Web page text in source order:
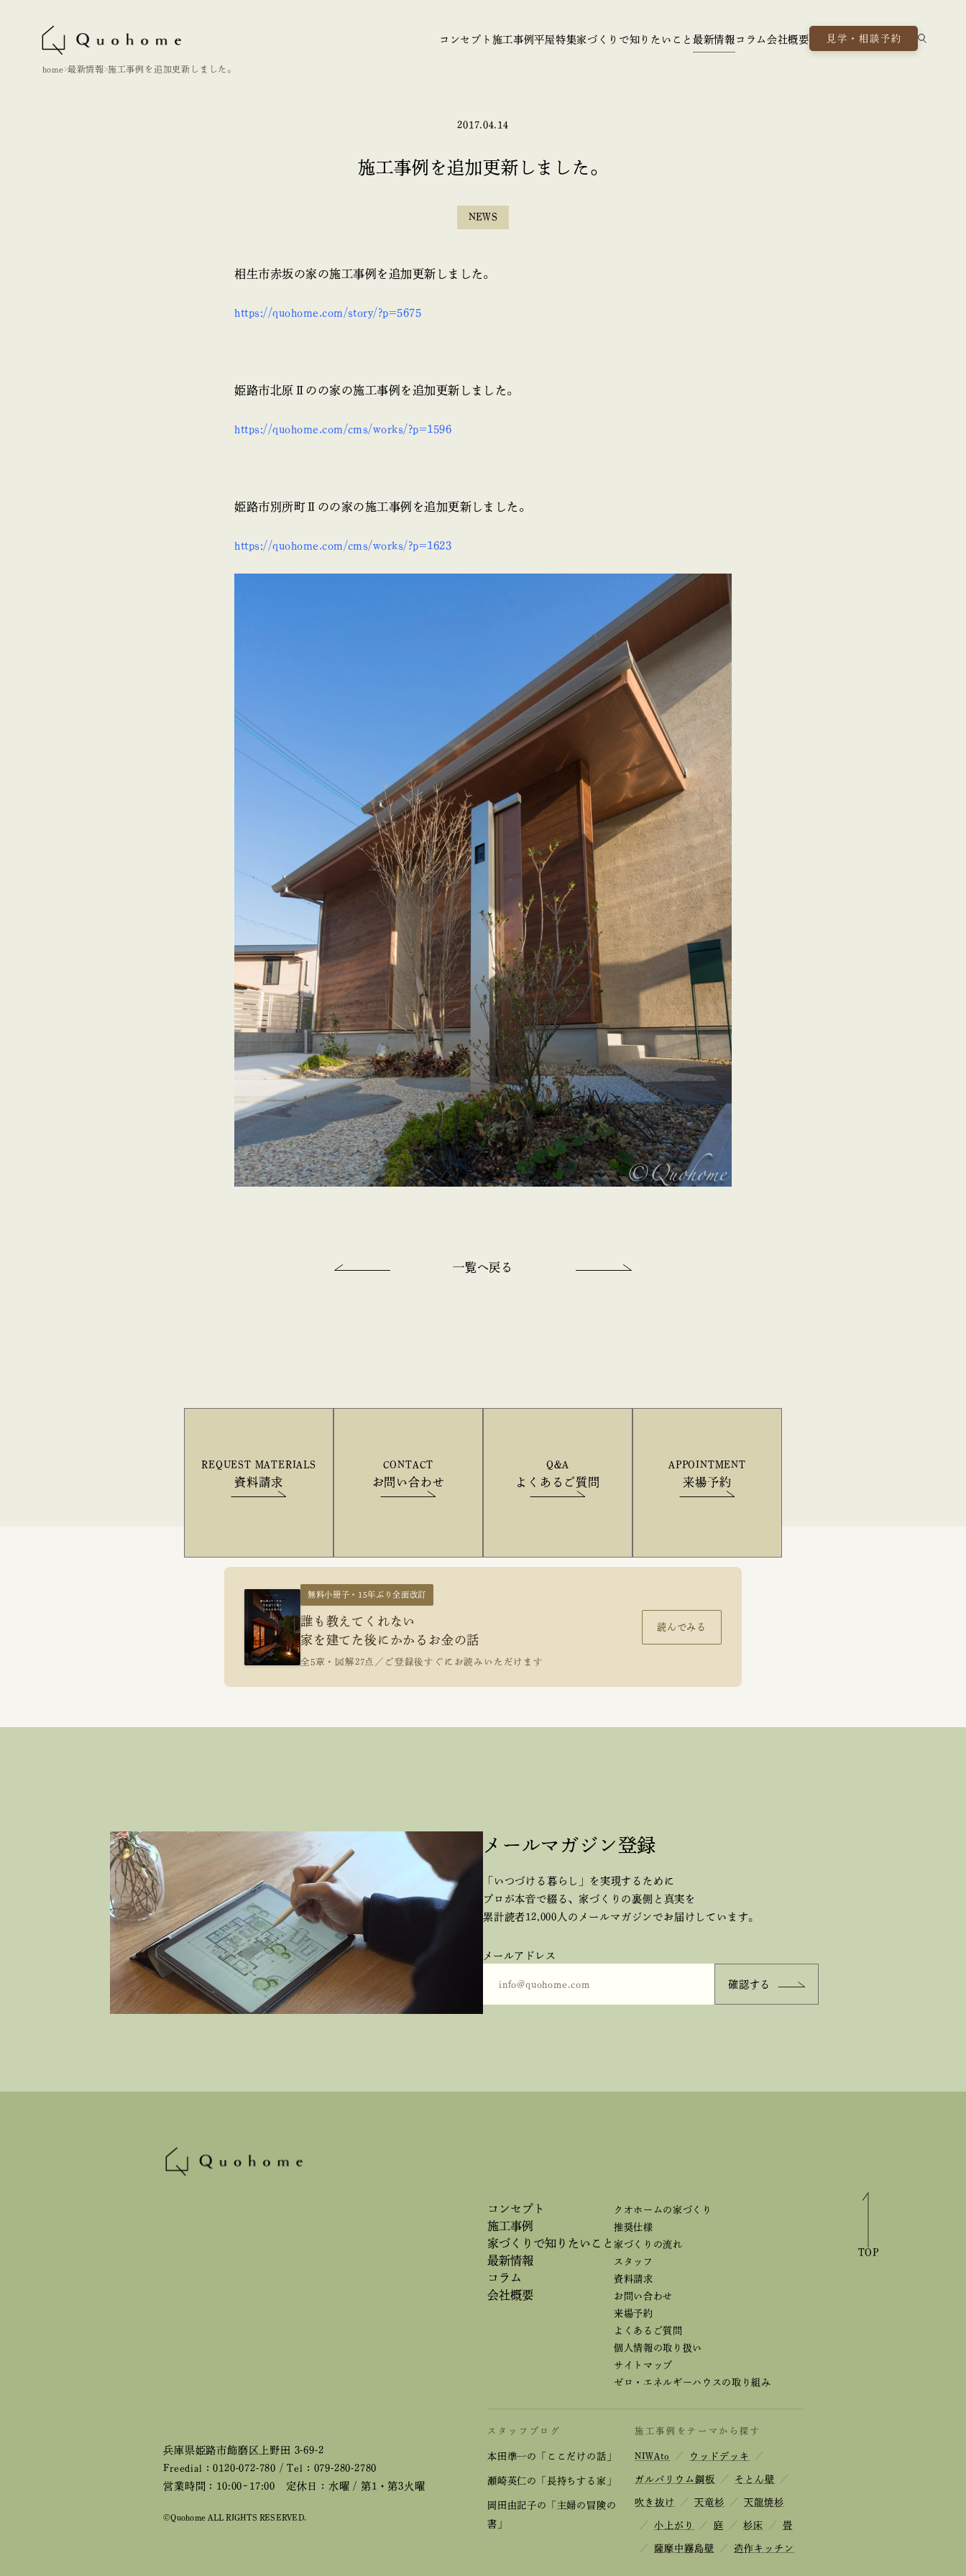
コンセプト 施工事例平屋特集家づくりで知りたいこと最新情報 コラム 会社概要 見学・相談予約
home 最新情報 施工事例を追加更新しました。
2017.04.14
施工事例を追加更新しました。
NEWS
相生市赤坂の家の施工事例を追加更新しました。
https://quohome.com/story/?p=5675
姫路市北原Ⅱのの家の施工事例を追加更新しました。
https://quohome.com/cms/works/?p=1596
姫路市別所町Ⅱのの家の施工事例を追加更新しました。
https://quohome.com/cms/works/?p=1623
一覧へ戻る
REQUEST MATERIALS
資料請求
CONTACT
お問い合わせ
Q&A
よくあるご質問
APPOINTMENT
来場予約
無料小冊子・15年ぶり全面改訂
誰も教えてくれない
家を建てた後にかかるお金の話
全5章・図解27点／ご登録後すぐにお読みいただけます
読んでみる
メールマガジン登録
「いつづける暮らし」を実現するために
プロが本音で綴る、家づくりの裏側と真実を
累計読者12,000人のメールマガジンでお届けしています。
メールアドレス
兵庫県姫路市飾磨区上野田 3-69-2
Freedial：0120-072-780 / Tel：079-280-2780
営業時間：10:00~17:00 定休日：水曜 / 第1・第3火曜
©Quohome ALL RIGHTS RESERVED.
コンセプト
施工事例
家づくりで知りたいこと
最新情報
コラム
会社概要
クオホームの家づくり
推奨仕様
家づくりの流れ
スタッフ
資料請求
お問い合わせ
来場予約
よくあるご質問
個人情報の取り扱い
サイトマップ
ゼロ・エネルギーハウスの取り組み
スタッフブログ
本田準一の「ここだけの話」
瀬崎英仁の「長持ちする家」
岡田由記子の「主婦の冒険の
書」
施工事例をテーマから探す
NIWAto ／ ウッドデッキ ／
ガルバリウム鋼板 ／ そとん壁 ／
吹き抜け ／ 天竜杉 ／ 天龍焼杉
／ 小上がり ／ 庭 ／ 杉床 ／ 畳
／ 薩摩中霧島壁 ／ 造作キッチン
TOP